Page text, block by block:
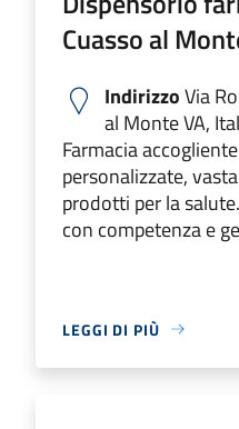
Cuasso al
IndirizzoVia
al Monte VA,
Farmacia
personalizzate,
prodotti per la
con competenza e
LEGGI DI PIÙ